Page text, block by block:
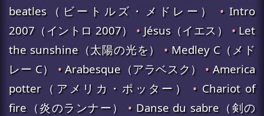
beatles（ビートルズ・メドレー） •Intro
2007（イントロ 2007） •Jésus（イエス） •Let
the sunshine（太陽の光を） •Medley C（メド
レー C） •Arabesque（アラベスク） •America
potter（アメリカ・ポッター） •Chariot of
fire（炎のランナー） •Danse du sabre（剣の